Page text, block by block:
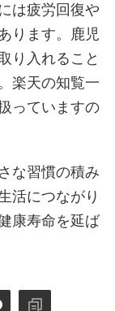
は疲労回復や
ります。鹿児
り入れること
楽天の知覧一
っていますの
な習慣の積み
活につながり
康寿命を延ば